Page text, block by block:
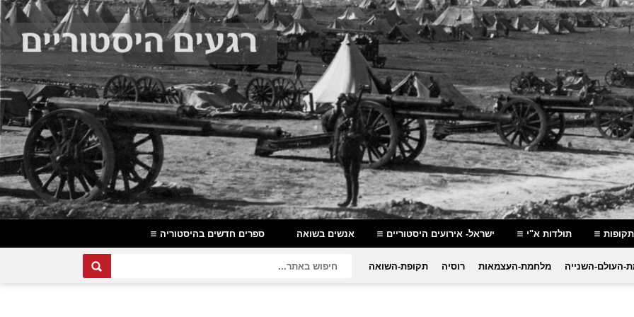
תקופות תולדות א"י ישראל- אירועים היסטוריים אנשים בשואה ספרים חדשים בהיסטוריה
העולם-השנייה מלחמת-העצמאות רוסיה תקופת-השואה